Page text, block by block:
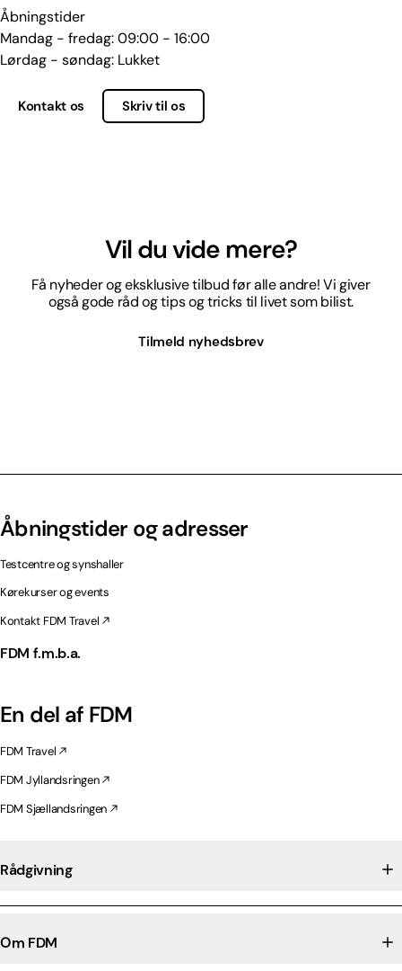
Åbningstider
Mandag - fredag: 09:00 - 16:00
Lørdag - søndag: Lukket
Kontakt os Skriv til os
Vil du vide mere?
Få nyheder og eksklusive tilbud før alle andre! Vi giver
også gode råd og tips og tricks til livet som bilist.
Tilmeld nyhedsbrev
Åbningstider og adresser
Testcentre og synshaller
Kørekurser og events
Kontakt FDM Travel
FDM f.m.b.a.
En del af FDM
FDM Travel
FDM Jyllandsringen
FDM Sjællandsringen
Rådgivning
Om FDM